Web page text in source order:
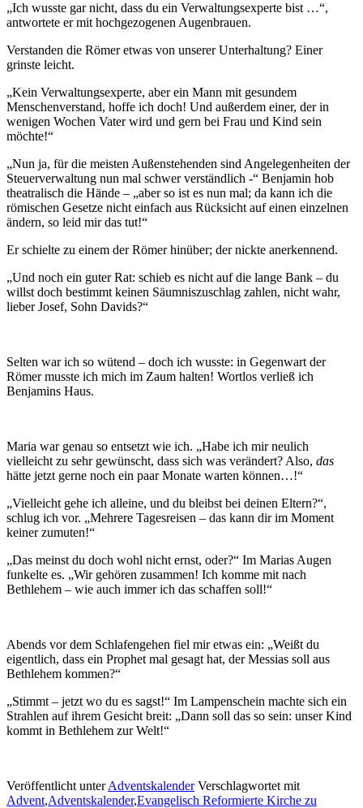
„Ich wusste gar nicht, dass du ein Verwaltungsexperte bist …“,
antwortete er mit hochgezogenen Augenbrauen.
Verstanden die Römer etwas von unserer Unterhaltung? Einer
grinste leicht.
„Kein Verwaltungsexperte, aber ein Mann mit gesundem
Menschenverstand, hoffe ich doch! Und außerdem einer, der in
wenigen Wochen Vater wird und gern bei Frau und Kind sein
möchte!“
„Nun ja, für die meisten Außenstehenden sind Angelegenheiten der
Steuerverwaltung nun mal schwer verständlich -“ Benjamin hob
theatralisch die Hände – „aber so ist es nun mal; da kann ich die
römischen Gesetze nicht einfach aus Rücksicht auf einen einzelnen
ändern, so leid mir das tut!“
Er schielte zu einem der Römer hinüber; der nickte anerkennend.
„Und noch ein guter Rat: schieb es nicht auf die lange Bank – du
willst doch bestimmt keinen Säumniszuschlag zahlen, nicht wahr,
lieber Josef, Sohn Davids?“
Selten war ich so wütend – doch ich wusste: in Gegenwart der
Römer musste ich mich im Zaum halten! Wortlos verließ ich
Benjamins Haus.
Maria war genau so entsetzt wie ich. „Habe ich mir neulich
vielleicht zu sehr gewünscht, dass sich was verändert? Also, das
hätte jetzt gerne noch ein paar Monate warten können…!“
„Vielleicht gehe ich alleine, und du bleibst bei deinen Eltern?“,
schlug ich vor. „Mehrere Tagesreisen – das kann dir im Moment
keiner zumuten!“
„Das meinst du doch wohl nicht ernst, oder?“ Im Marias Augen
funkelte es. „Wir gehören zusammen! Ich komme mit nach
Bethlehem – wie auch immer ich das schaffen soll!“
Abends vor dem Schlafengehen fiel mir etwas ein: „Weißt du
eigentlich, dass ein Prophet mal gesagt hat, der Messias soll aus
Bethlehem kommen?“
„Stimmt – jetzt wo du es sagst!“ Im Lampenschein machte sich ein
Strahlen auf ihrem Gesicht breit: „Dann soll das so sein: unser Kind
kommt in Bethlehem zur Welt!“
Veröffentlicht unter Adventskalender Verschlagwortet mit
Advent,Adventskalender,Evangelisch Reformierte Kirche zu